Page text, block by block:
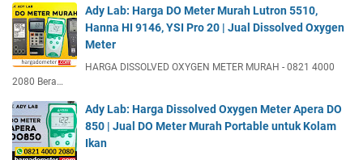
Ady Lab: Harga DO Meter Murah Lutron 5510,
Hanna HI 9146, YSI Pro 20 | Jual Dissolved Oxygen
Meter
HARGA DISSOLVED OXYGEN METER MURAH - 0821 4000
2080 Bera…
Ady Lab: Harga Dissolved Oxygen Meter Apera DO
850 | Jual DO Meter Murah Portable untuk Kolam
Ikan